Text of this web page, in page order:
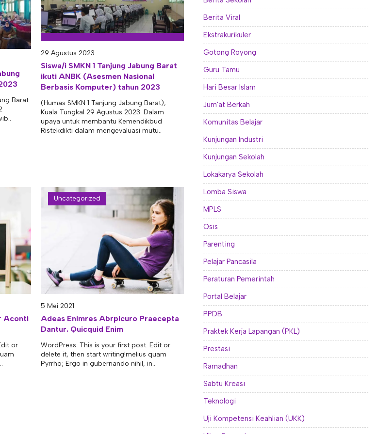
Barat
29 Agustus 2023
Siswa/i SMKN 1 Tanjung Jabung Barat
ikuti ANBK (Asesmen Nasional
Berbasis Komputer) tahun 2023
(Humas SMKN 1 Tanjung Jabung Barat),
Kuala Tungkal 29 Agustus 2023. Dalam
upaya untuk membantu Kemendikbud
Ristekdikti dalam mengevaluasi mutu..
Aconti
or
Uncategorized
5 Mei 2021
Adeas Enimres Abrpicuro Praecepta
Dantur. Quicquid Enim
WordPress. This is your first post. Edit or
delete it, then start writing!melius quam
Pyrrho; Ergo in gubernando nihil, in..
Berita Viral
Ekstrakurikuler
Gotong Royong
Guru Tamu
Hari Besar Islam
Jum'at Berkah
Komunitas Belajar
Kunjungan Industri
Kunjungan Sekolah
Lokakarya Sekolah
Lomba Siswa
MPLS
Osis
Parenting
Pelajar Pancasila
Peraturan Pemerintah
Portal Belajar
PPDB
Praktek Kerja Lapangan (PKL)
Prestasi
Ramadhan
Sabtu Kreasi
Teknologi
Uji Kompetensi Keahlian (UKK)